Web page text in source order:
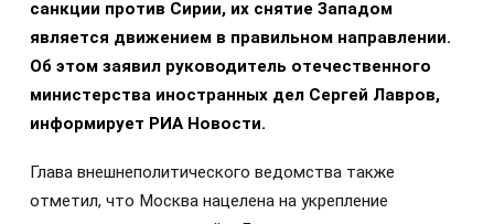
санкции против Сирии, их снятие Западом
является движением в правильном направлении.
Об этом заявил руководитель отечественного
министерства иностранных дел Сергей Лавров,
информирует РИА Новости.
Глава внешнеполитического ведомства также
отметил, что Москва нацелена на укрепление